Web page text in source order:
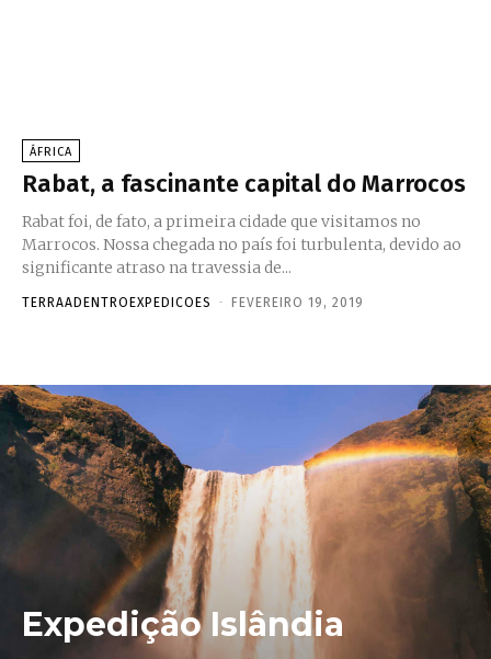
ÁFRICA
Rabat, a fascinante capital do Marrocos
Rabat foi, de fato, a primeira cidade que visitamos no
Marrocos. Nossa chegada no país foi turbulenta, devido ao
significante atraso na travessia de...
TERRAADENTROEXPEDICOES - FEVEREIRO 19, 2019
Expedição Islândia